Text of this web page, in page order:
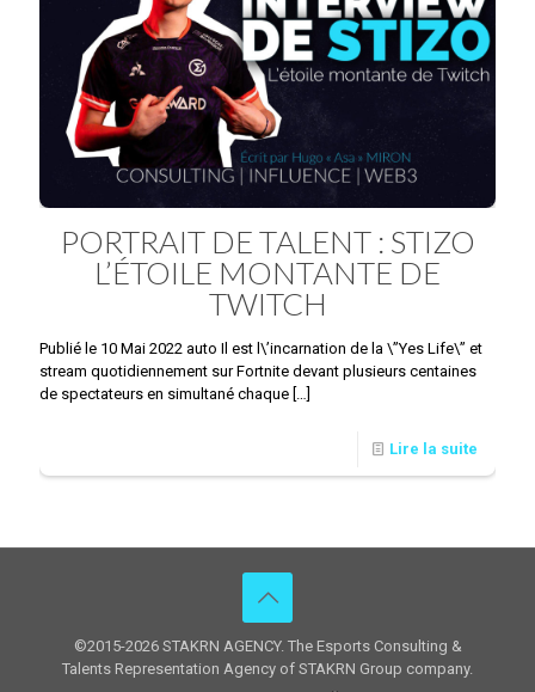
PORTRAIT DE TALENT : STIZO
L’ÉTOILE MONTANTE DE
TWITCH
Publié le 10 Mai 2022 auto Il est l\’incarnation de la \”Yes Life\” et
stream quotidiennement sur Fortnite devant plusieurs centaines
de spectateurs en simultané chaque […]
Lire la suite
©2015-2026 STAKRN AGENCY. The Esports Consulting &
Talents Representation Agency of STAKRN Group company.